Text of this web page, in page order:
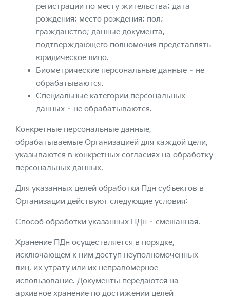
регистрации по месту жительства; дата
рождения; место рождения; пол;
гражданство; данные документа,
подтверждающего полномочия представлять
юридическое лицо.
Биометрические персональные данные – не
обрабатываются.
Специальные категории персональных
данных – не обрабатываются.
Конкретные персональные данные,
обрабатываемые Организацией для каждой цели,
указываются в конкретных согласиях на обработку
персональных данных.
Для указанных целей обработки Пдн субъектов в
Организации действуют следующие условия:
Способ обработки указанных ПДн – смешанная.
Хранение ПДн осуществляется в порядке,
исключающем к ним доступ неуполномоченных
лиц, их утрату или их неправомерное
использование. Документы передаются на
архивное хранение по достижении целей